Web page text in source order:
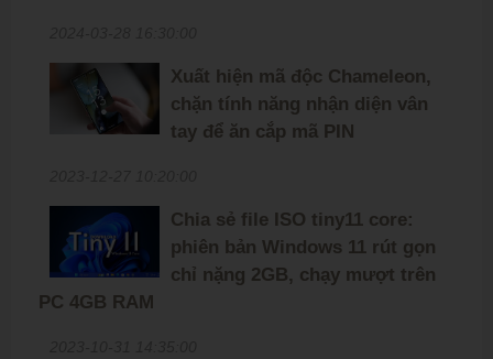
Xuất hiện mã độc Chameleon,
chặn tính năng nhận diện vân
tay để ăn cắp mã PIN
Chia sẻ file ISO tiny11 core:
phiên bản Windows 11 rút gọn
chỉ nặng 2GB, chạy mượt trên
PC 4GB RAM